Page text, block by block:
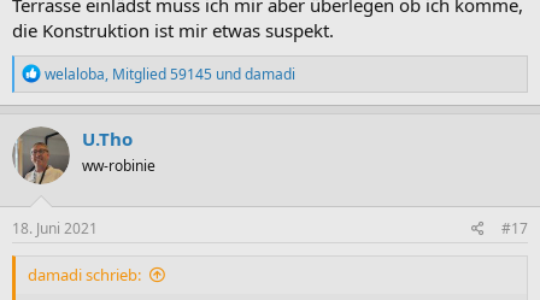
Terrasse einlädst muss ich mir aber überlegen ob ich komme,
die Konstruktion ist mir etwas suspekt.
R
e
a
k
t
i
o
n
e
welaloba, Mitglied 59145 unddamadi
U.Tho
ww-robinie
18. Juni 2021 #17
damadi schrieb: